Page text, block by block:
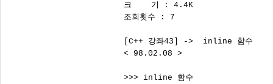
크    기 : 4.4K
조회횟수 : 7
[C++ 강좌43] ->  inline 함수
< 98.02.08 >
>>> inline 함수